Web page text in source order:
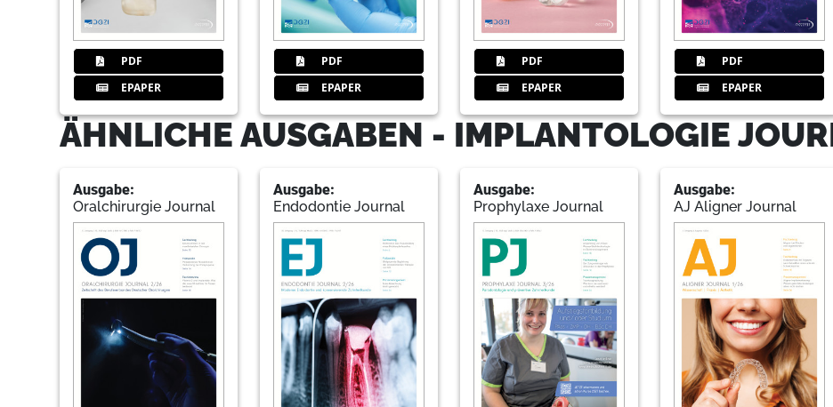
32Wurzelheber zur
Redaktion
Digital vernetzte Implantatbehandlung
Markt
Redaktion
35Hager & Werken GmbH & Co. KG
PDF
EPAPER
PDF
EPAPER
PDF
EPAPER
PDF
EPAPER
ÄHNLICHE AUSGABEN - IMPLANTOLOGIE
Ausgabe:
Oralchirurgie Journal
Ausgabe:
Endodontie Journal
Ausgabe:
Prophylaxe Journal
Ausgabe:
AJ Aligner Journal